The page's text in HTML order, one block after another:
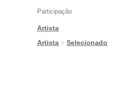
Participação
Artista
|Artista > Selecionado